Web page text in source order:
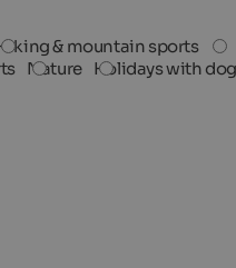
& mountain sports
Nature Holidays with